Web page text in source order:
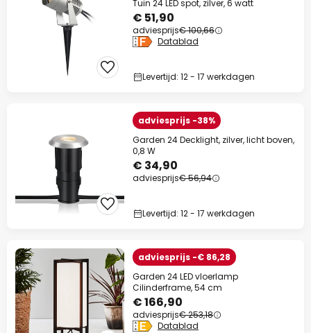
Tuin 24 LED spot, zilver, 6 watt
€ 51,90
adviesprijs€ 100,66
Datablad
Levertijd: 12 - 17 werkdagen
adviesprijs -38%
Garden 24 Decklight, zilver, licht boven,
0,8 W
€ 34,90
adviesprijs€ 56,94
Levertijd: 12 - 17 werkdagen
adviesprijs -€ 86,28
Garden 24 LED vloerlamp
Cilinderframe, 54 cm
€ 166,90
adviesprijs€ 253,18
Datablad